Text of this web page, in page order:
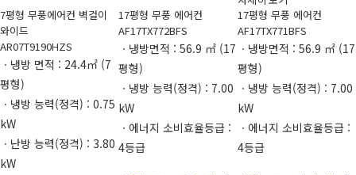
7평형 무풍에어컨 벽걸이
와이드
AR07T9190HZS
ㆍ냉방 면적 : 24.4㎡ (7
평형)
ㆍ냉방 능력(정격) : 0.75
kW
ㆍ난방 능력(정격) : 3.80
kW
17평형 무풍 에어컨
AF17TX772BFS
ㆍ냉방면적 : 56.9 ㎡ (17
평형)
ㆍ냉방 능력(정격) : 7.00
kW
ㆍ에너지 소비효율등급 :
4등급
17평형 무풍 에어컨
AF17TX771BFS
ㆍ냉방면적 : 56.9 ㎡ (17
평형)
ㆍ냉방 능력(정격) : 7.00
kW
ㆍ에너지 소비효율등급 :
4등급